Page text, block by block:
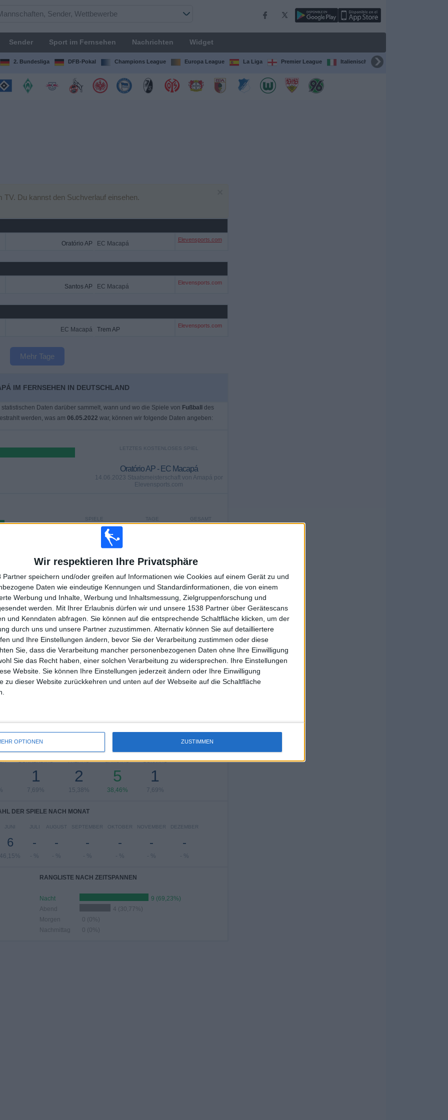
Wir respektieren Ihre Privatsphäre
Partner speichern und/oder greifen auf Informationen wie Cookies auf einem Gerät zu und
Daten wie eindeutige Kennungen und Standardinformationen, die von einem
Werbung und Inhalte, Werbung und Inhaltsmessung, Zielgruppenforschung und
werden.
Mit Ihrer Erlaubnis dürfen wir und unsere 1538 Partner über Gerätescans
und Kenndaten abfragen. Sie können auf die entsprechende Schaltfläche klicken, um der
durch uns und unsere Partner zuzustimmen. Alternativ können Sie auf detailliertere
und Ihre Einstellungen ändern, bevor Sie der Verarbeitung zustimmen oder diese
Sie, dass die Verarbeitung mancher personenbezogenen Daten ohne Ihre Einwilligung
Sie das Recht haben, einer solchen Verarbeitung zu widersprechen. Ihre Einstellungen
Website. Sie können Ihre Einstellungen jederzeit ändern oder Ihre Einwilligung
zu dieser Website zurückkehren und unten auf der Webseite auf die Schaltfläche
OPTIONEN ZUSTIMMEN
Sender Sport im Fernsehen Nachrichten Widget
2. Bundesliga DFB-Pokal Champions League Europa League La Liga Premier League Italienische Serie A
TV. Du kannst den Suchverlauf einsehen.
Oratório AP EC Macapá
Elevensports.com
Santos AP EC Macapá
Elevensports.com
EC Macapá Trem AP
Elevensports.com
Mehr Tage
IM FERNSEHEN IN DEUTSCHLAND
Daten darüber sammelt, wann und wo die Spiele von Fußball
des
werden, was am 06.05.2022 war, können wir folgende Daten angeben:
LETZTES KOSTENLOSES SPIEL
Oratório AP - EC Macapá
14.06.2023 Staatsmeisterschaft von Amapá por
Elevensports.com
GESAMT
TAGE
SPIEL
SPIELE
KONTINUIERLICH
GESAMT
7
GEGNER
MAXIMAL
2
VS Santos AP
GESAMT
1
WETTBEWERBE
RANGLISTE NACH WETTBEWERBEN
Staatsmeisterschaft von Amapá 13 (100%)
Gesamtrangliste anzeigen
DER SPIELE NACH WOCHE
DONNERSTAG
1
7,69%
FREITAG
2
15,38%
SAMSTAG
5
38,46%
SONNTAG
1
7,69%
DER SPIELE NACH MONAT
JUNI
6
46,15%
JULI
-
- %
AUGUST
-
- %
SEPTEMBER
-
- %
OKTOBER
-
- %
NOVEMBER
-
- %
DEZEMBER
-
- %
RANGLISTE NACH ZEITSPANNEN
Nacht
9 (69,23%)
Abend
4 (30,77%)
Morgen
0 (0%)
Nachmittag
0 (0%)